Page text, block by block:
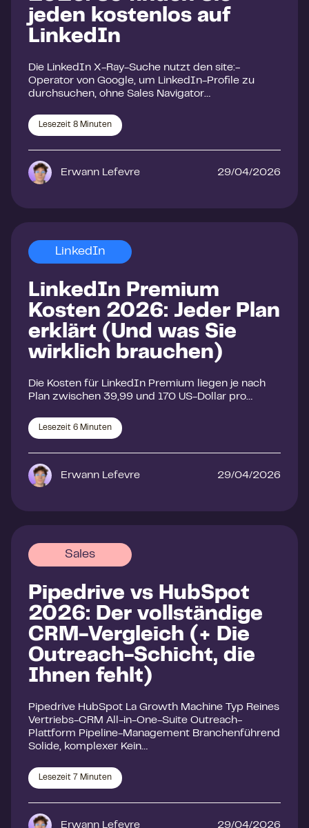
jeden kostenlos auf
LinkedIn
Die LinkedIn X-Ray-Suche nutzt den site:-
Operator von Google, um LinkedIn-Profile zu
durchsuchen, ohne Sales Navigator…
Lesezeit 8 Minuten
Erwann Lefevre 29/04/2026
LinkedIn
LinkedIn Premium
Kosten 2026: Jeder Plan
erklärt (Und was Sie
wirklich brauchen)
Die Kosten für LinkedIn Premium liegen je nach
Plan zwischen 39,99 und 170 US-Dollar pro…
Lesezeit 6 Minuten
Erwann Lefevre 29/04/2026
Sales
Pipedrive vs HubSpot
2026: Der vollständige
CRM-Vergleich (+ Die
Outreach-Schicht, die
Ihnen fehlt)
Pipedrive HubSpot La Growth Machine Typ Reines
Vertriebs-CRM All-in-One-Suite Outreach-
Plattform Pipeline-Management Branchenführend
Solide, komplexer Kein…
Lesezeit 7 Minuten
Erwann Lefevre 29/04/2026